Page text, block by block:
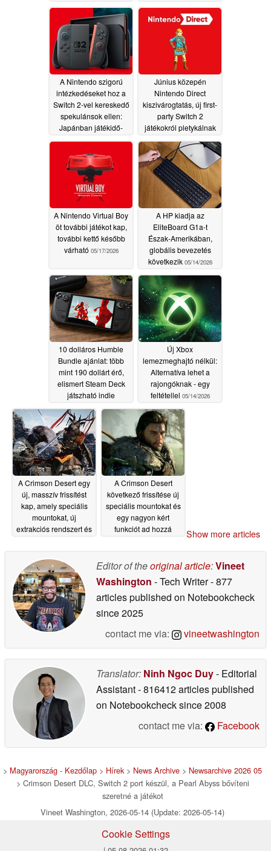
07/09/2026
A Nintendo szigorú
intézkedéseket hoz a
Switch 2-vel kereskedő
spekulánsok ellen:
Japánban játékidő-
06/14/2026
Június közepén
Nintendo Direct
kiszivárogtatás, új first-
party Switch 2
játékokról pletykálnak
05/20/2026
A Nintendo Virtual Boy
öt további játékot kap,
további kettő később
várható 05/17/2026
A HP kiadja az
EliteBoard G1a-t
Észak-Amerikában,
globális bevezetés
következik 05/14/2026
10 dolláros Humble
Bundle ajánlat: több
mint 190 dollárt érő,
elismert Steam Deck
játszható indie
kiskereskedelemben
05/14/2026
Új Xbox
lemezmeghajtó nélkül:
Alternatíva lehet a
rajongóknak - egy
feltétellel 05/14/2026
A Crimson Desert egy
új, masszív frissítést
kap, amely speciális
mountokat, új
extrakciós rendszert és
A Crimson Desert
következő frissítése új
speciális mountokat és
egy nagyon kért
funkciót ad hozzá
Show more articles
Editor of theoriginal article:Vineet
Washington - Tech Writer- 877
articles published on Notebookcheck
since 2025
contact me via:
vineetwashington
Translator: Ninh Ngoc Duy- Editorial
Assistant- 816412 articles published
on Notebookchecksince 2008
contact me via:
Facebook
> Magyarország - Kezdőlap > Hírek> News Archive > Newsarchive 2026 05
> Crimson Desert DLC, Switch 2 port készül, a Pearl Abyss bővíteni
szeretné a játékot
Vineet Washington, 2026-05-14 (Update: 2026-05-14)
Cookie Settings